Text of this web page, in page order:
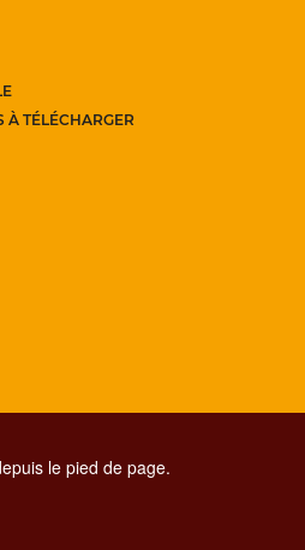
À TÉLÉCHARGER
le pied de page.